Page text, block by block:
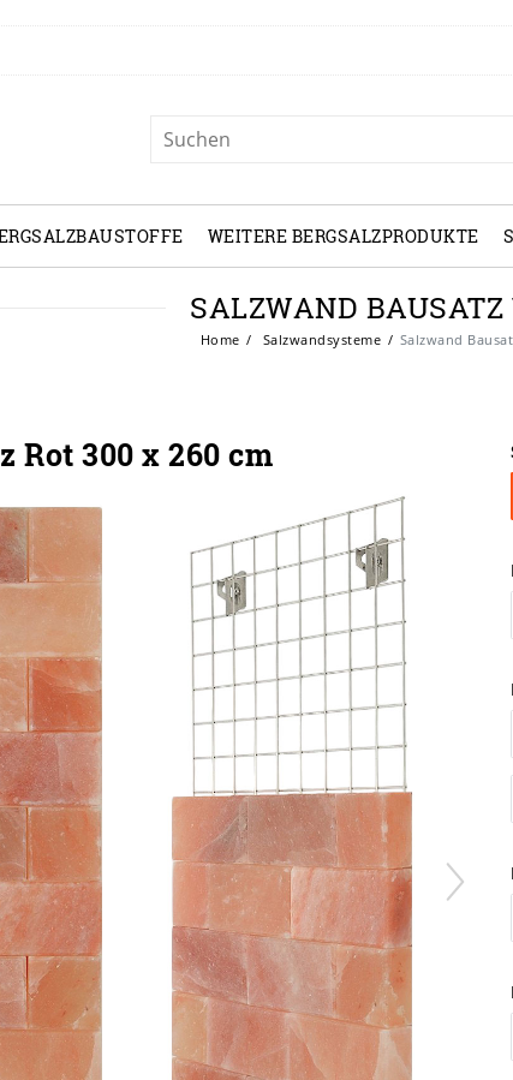
WEITERE BERGSALZPRODUKTE
SALZWAND BAUSATZ
Home Salzwandsysteme Salzwand
Rot 300 x 260 cm